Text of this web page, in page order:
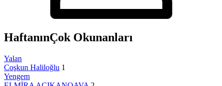
HaftanınÇok Okunanları
Yalan
Coşkun Haliloğlu 1
Yengem